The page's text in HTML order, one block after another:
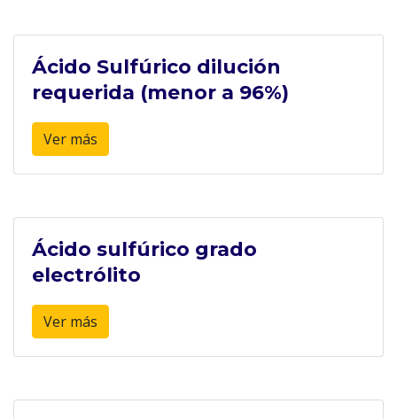
Ácido Sulfúrico dilución
requerida (menor a 96%)
Ver más
Ácido sulfúrico grado
electrólito
Ver más